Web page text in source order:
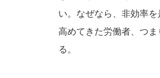
い。なぜなら、非効率
高めてきた労働者、つ
る。